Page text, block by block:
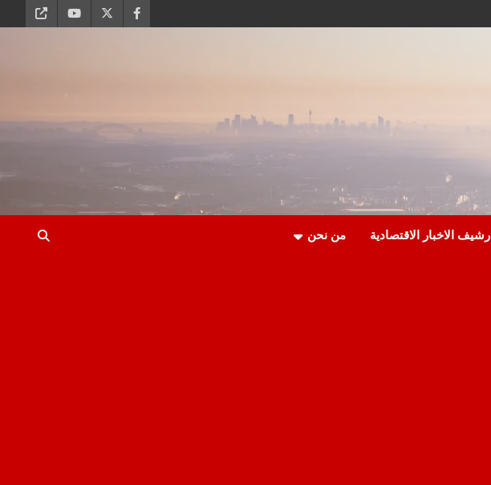
ارشيف الاخبار الاقتصادية من نحن